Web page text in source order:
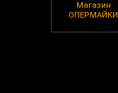
Магазин
ОПЕРМАЙКИ